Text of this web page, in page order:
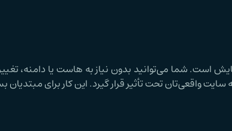
شما می‌توانید بدون نیاز به هاست یا دامنه،
واقعی‌تان تحت تأثیر قرار گیرد. این کار برای مبتدیان